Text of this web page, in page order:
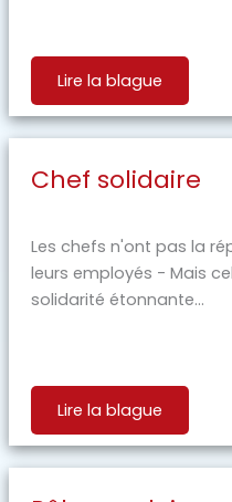
Lire la blague
Chef solidaire
Les chefs n'ont pas la
leurs employés - Mais
solidarité étonnante...
Lire la blague